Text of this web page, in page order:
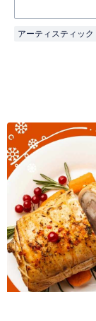
アーティスティック